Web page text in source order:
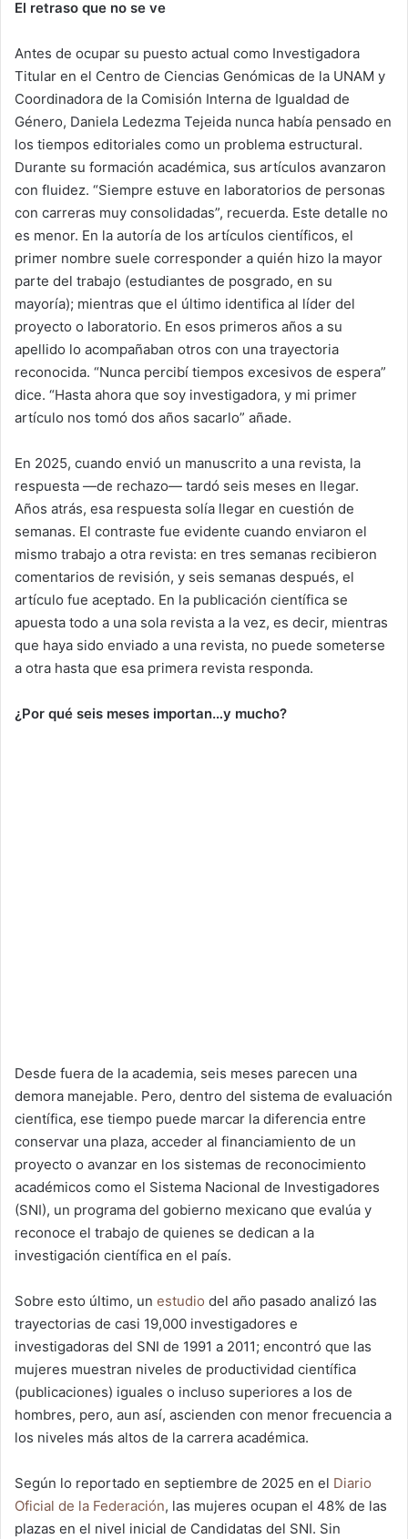
El retraso que no se ve
Antes de ocupar su puesto actual como Investigadora
Titular en el Centro de Ciencias Genómicas de la UNAM y
Coordinadora de la Comisión Interna de Igualdad de
Género, Daniela Ledezma Tejeida nunca había pensado en
los tiempos editoriales como un problema estructural.
Durante su formación académica, sus artículos avanzaron
con fluidez. “Siempre estuve en laboratorios de personas
con carreras muy consolidadas”, recuerda. Este detalle no
es menor. En la autoría de los artículos científicos, el
primer nombre suele corresponder a quién hizo la mayor
parte del trabajo (estudiantes de posgrado, en su
mayoría); mientras que el último identifica al líder del
proyecto o laboratorio. En esos primeros años a su
apellido lo acompañaban otros con una trayectoria
reconocida. “Nunca percibí tiempos excesivos de espera”
dice. “Hasta ahora que soy investigadora, y mi primer
artículo nos tomó dos años sacarlo” añade.
En 2025, cuando envió un manuscrito a una revista, la
respuesta —de rechazo— tardó seis meses en llegar.
Años atrás, esa respuesta solía llegar en cuestión de
semanas. El contraste fue evidente cuando enviaron el
mismo trabajo a otra revista: en tres semanas recibieron
comentarios de revisión, y seis semanas después, el
artículo fue aceptado. En la publicación científica se
apuesta todo a una sola revista a la vez, es decir, mientras
que haya sido enviado a una revista, no puede someterse
a otra hasta que esa primera revista responda.
¿Por qué seis meses importan…y mucho?
Desde fuera de la academia, seis meses parecen una
demora manejable. Pero, dentro del sistema de evaluación
científica, ese tiempo puede marcar la diferencia entre
conservar una plaza, acceder al financiamiento de un
proyecto o avanzar en los sistemas de reconocimiento
académicos como el Sistema Nacional de Investigadores
(SNI), un programa del gobierno mexicano que evalúa y
reconoce el trabajo de quienes se dedican a la
investigación científica en el país.
Sobre esto último, un estudio del año pasado analizó las
trayectorias de casi 19,000 investigadores e
investigadoras del SNI de 1991 a 2011; encontró que las
mujeres muestran niveles de productividad científica
(publicaciones) iguales o incluso superiores a los de
hombres, pero, aun así, ascienden con menor frecuencia a
los niveles más altos de la carrera académica.
Según lo reportado en septiembre de 2025 en el Diario
Oficial de la Federación, las mujeres ocupan el 48% de las
plazas en el nivel inicial de Candidatas del SNI. Sin